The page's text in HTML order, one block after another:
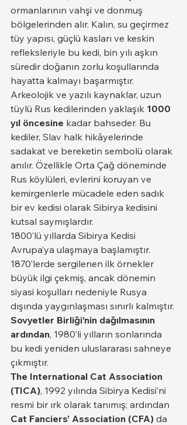
ormanlarının vahşi ve donmuş
bölgelerinden alır. Kalın, su geçirmez
tüy yapısı, güçlü kasları ve keskin
refleksleriyle bu kedi, bin yılı aşkın
süredir doğanın zorlu koşullarında
hayatta kalmayı başarmıştır.
Arkeolojik ve yazılı kaynaklar, uzun
tüylü Rus kedilerinden yaklaşık 1000
yıl öncesine kadar bahseder. Bu
kediler, Slav halk hikâyelerinde
sadakat ve bereketin sembolü olarak
anılır. Özellikle Orta Çağ döneminde
Rus köylüleri, evlerini koruyan ve
kemirgenlerle mücadele eden sadık
bir ev kedisi olarak Sibirya kedisini
kutsal saymışlardır.
1800’lü yıllarda Sibirya Kedisi
Avrupa’ya ulaşmaya başlamıştır.
1870’lerde sergilenen ilk örnekler
büyük ilgi çekmiş, ancak dönemin
siyasi koşulları nedeniyle Rusya
dışında yaygınlaşması sınırlı kalmıştır.
Sovyetler Birliği’nin dağılmasının
ardından, 1980’li yılların sonlarında
bu kedi yeniden uluslararası sahneye
çıkmıştır.
The International Cat Association
(TICA), 1992 yılında Sibirya Kedisi’ni
resmi bir ırk olarak tanımış; ardından
Cat Fanciers’ Association (CFA) da